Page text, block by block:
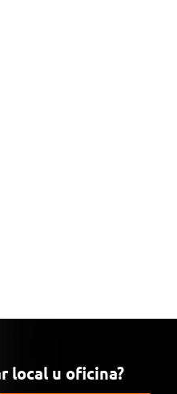
local u oficina?